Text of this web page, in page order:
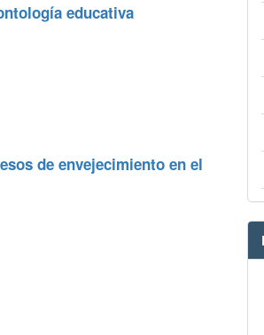
educativa
de envejecimiento en el